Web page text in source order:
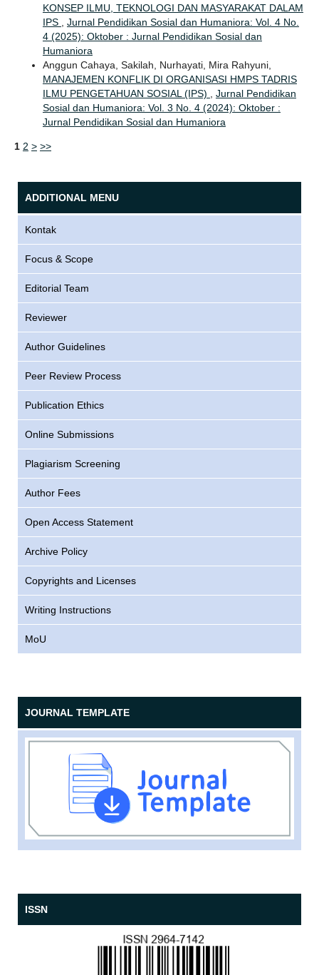
KONSEP ILMU, TEKNOLOGI DAN MASYARAKAT DALAM
IPS
Jurnal Pendidikan Sosial dan Humaniora: Vol. 4 No.
4 (2025): Oktober : Jurnal Pendidikan Sosial dan
Humaniora
Anggun Cahaya, Sakilah, Nurhayati, Mira Rahyuni,
MANAJEMEN KONFLIK DI ORGANISASI HMPS TADRIS
ILMU PENGETAHUAN SOSIAL (IPS)
Jurnal Pendidikan
Sosial dan Humaniora: Vol. 3 No. 4 (2024): Oktober :
Jurnal Pendidikan Sosial dan Humaniora
1 2 > >>
ADDITIONAL MENU
Kontak
Focus & Scope
Editorial Team
Reviewer
Author Guidelines
Peer Review Process
Publication Ethics
Online Submissions
Plagiarism Screening
Author Fees
Open Access Statement
Archive Policy
Copyrights and Licenses
Writing Instructions
MoU
JOURNAL TEMPLATE
ISSN